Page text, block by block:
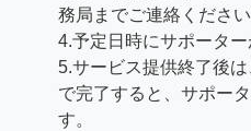
務局までご連絡くださ
4.予定日時にサポータ
5.サービス提供終了後
で完了すると、サポー
す。